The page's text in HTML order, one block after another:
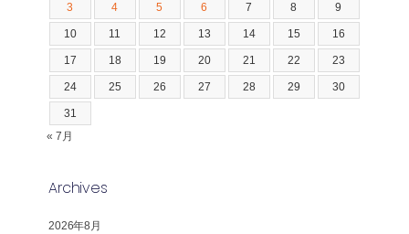
3 4 5 6 7 8 9
10 11 12 13 14 15 16
17 18 19 20 21 22 23
24 25 26 27 28 29 30
31
« 7月
Archives
2026年8月